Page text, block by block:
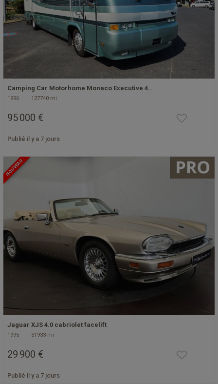
Camping Car Motorhome Monaco Executive 4…
1996 127740 mi
95 000 €
Publié il y a 7 jours
NOUVEAU
Jaguar XJS 4.0 cabriolet facelift
1995 51933 mi
29 900 €
Publié il y a 7 jours